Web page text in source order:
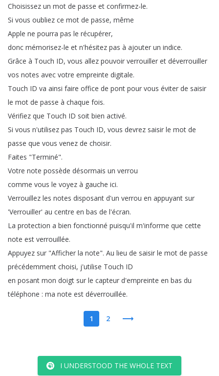
Choisissez un mot de passe et confirmez-le.
Si vous oubliez ce mot de passe, même
Apple ne pourra pas le récupérer,
donc mémorisez-le et n'hésitez pas à ajouter un indice.
Grâce à Touch ID, vous allez pouvoir verrouiller et déverrouiller
vos notes avec votre empreinte digitale.
Touch ID va ainsi faire office de pont pour vous éviter de saisir
le mot de passe à chaque fois.
Vérifiez que Touch ID soit bien activé.
Si vous n'utilisez pas Touch ID, vous devrez saisir le mot de
passe que vous venez de choisir.
Faites "Terminé".
Votre note possède désormais un verrou
comme vous le voyez à gauche ici.
Verrouillez les notes disposant d'un verrou en appuyant sur
'Verrouiller' au centre en bas de l'écran.
La protection a bien fonctionné puisqu'il m'informe que cette
note est verrouillée.
Appuyez sur "Afficher la note". Au lieu de saisir le mot de passe
précédemment choisi, j'utilise Touch ID
en posant mon doigt sur le capteur d'empreinte en bas du
téléphone : ma note est déverrouillée.
1 2
I UNDERSTOOD THE WHOLE TEXT